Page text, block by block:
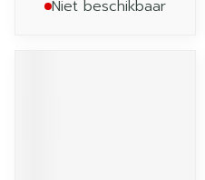
Niet beschikbaar